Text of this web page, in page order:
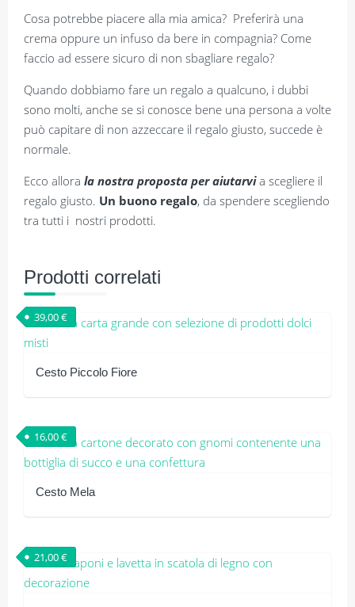
Cosa potrebbe piacere alla mia amica? Preferirà una
crema oppure un infuso da bere in compagnia? Come
faccio ad essere sicuro di non sbagliare regalo?
Quando dobbiamo fare un regalo a qualcuno, i dubbi
sono molti, anche se si conosce bene una persona a volte
può capitare di non azzeccare il regalo giusto, succede è
normale.
Ecco allora la nostra proposta per aiutarvia scegliere il
regalo giusto. Un buono regalo, da spendere scegliendo
tra tutti i nostri prodotti.
Prodotti correlati
Cesto Piccolo Fiore
39,00€
Cesto Mela
16,00€
21,00€